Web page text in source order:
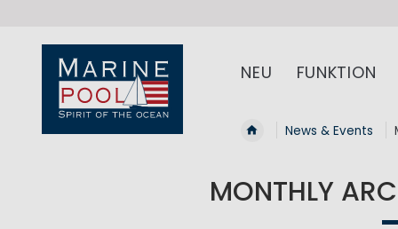
NEU FUNKTION
News & Events
MONTHLY